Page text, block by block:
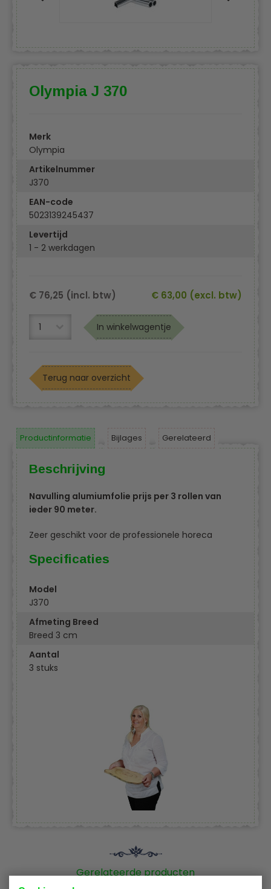
Olympia J 370
Merk
Olympia
Artikelnummer
J370
EAN-code
5023139245437
Levertijd
1 - 2 werkdagen
€ 63,00 (excl. btw)
€ 76,25 (incl. btw)
In winkelwagentje
Terug naar overzicht
Productinformatie Bijlages Gerelateerd
Beschrijving
Navulling alumiumfolie prijs per 3 rollen van
ieder 90 meter.
Zeer geschikt voor de professionele horeca
Specificaties
Model
J370
Afmeting Breed
Breed 3 cm
Aantal
3 stuks
Gerelateerde producten